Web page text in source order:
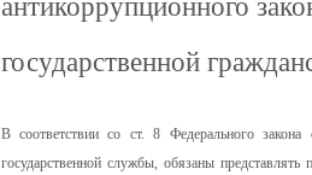
антикоррупционного
государственной
В соответствии со ст. 8 Федерального
государственной службы, обязаны